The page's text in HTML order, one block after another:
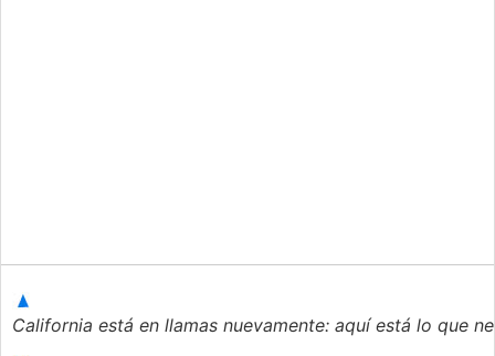
California está en llamas nuevamente: aquí está lo que